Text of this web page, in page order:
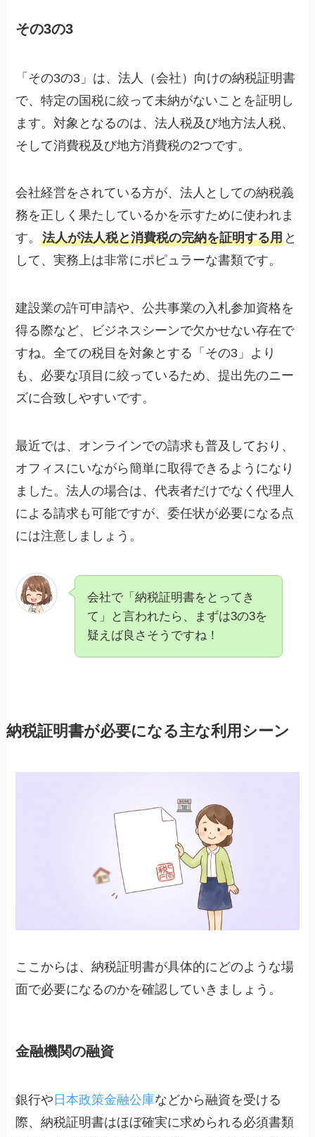
その3の3
「その3の3」は、法人（会社）向けの納税証明書
で、特定の国税に絞って未納がないことを証明し
ます。対象となるのは、法人税及び地方法人税、
そして消費税及び地方消費税の2つです。
会社経営をされている方が、法人としての納税義
務を正しく果たしているかを示すために使われま
す。法人が法人税と消費税の完納を証明する用 と
して、実務上は非常にポピュラーな書類です。
建設業の許可申請や、公共事業の入札参加資格を
得る際など、ビジネスシーンで欠かせない存在で
すね。全ての税目を対象とする「その3」より
も、必要な項目に絞っているため、提出先のニー
ズに合致しやすいです。
最近では、オンラインでの請求も普及しており、
オフィスにいながら簡単に取得できるようになり
ました。法人の場合は、代表者だけでなく代理人
による請求も可能ですが、委任状が必要になる点
には注意しましょう。
会社で「納税証明書をとってき
て」と言われたら、まずは3の3を
疑えば良さそうですね！
納税証明書が必要になる主な利用シーン
ここからは、納税証明書が具体的にどのような場
面で必要になるのかを確認していきましょう。
金融機関の融資
銀行や 日本政策金融公庫などから融資を受ける
際、納税証明書はほぼ確実に求められる必須書類